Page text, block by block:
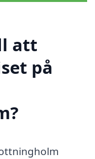
att
på